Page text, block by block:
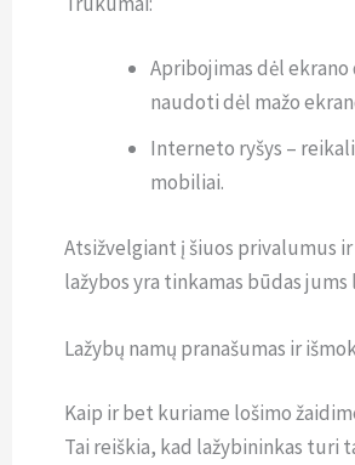
Apribojimas dėl
naudoti dėl mažo
Interneto ryšys –
mobiliai.
Atsižvelgiant į šiuos privalumus
lažybos yra tinkamas būdas jums
Lažybų namų pranašumas ir
Kaip ir bet kuriame lošimo
Tai reiškia, kad lažybininkas turi